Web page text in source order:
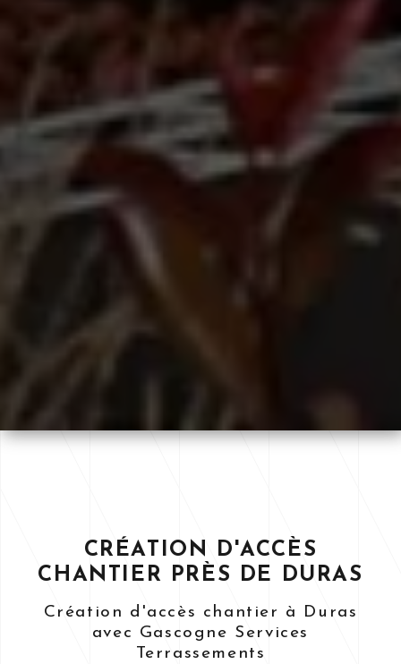
CRÉATION D'ACCÈS
CHANTIER PRÈS DE DURAS
Création d'accès chantier à Duras
avec Gascogne Services
Terrassements